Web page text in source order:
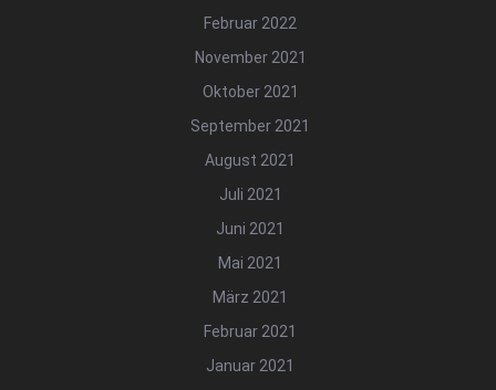
Februar 2022
November 2021
Oktober 2021
September 2021
August 2021
Juli 2021
Juni 2021
Mai 2021
März 2021
Februar 2021
Januar 2021